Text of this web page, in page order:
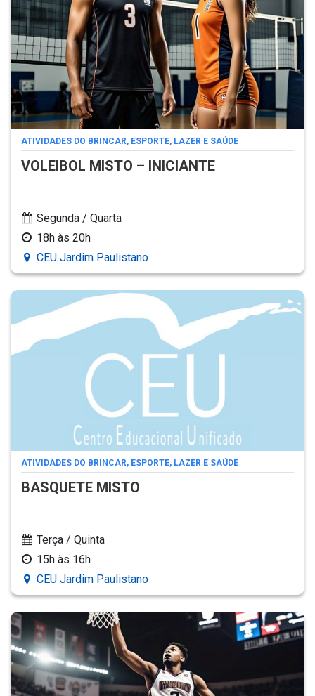
ATIVIDADES DO BRINCAR, ESPORTE, LAZER E SAÚDE
VOLEIBOL MISTO – INICIANTE
Segunda / Quarta
18h às 20h
CEU Jardim Paulistano
ATIVIDADES DO BRINCAR, ESPORTE, LAZER E SAÚDE
BASQUETE MISTO
Terça / Quinta
15h às 16h
CEU Jardim Paulistano